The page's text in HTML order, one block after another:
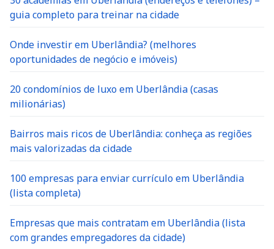
guia completo para treinar na cidade
Onde investir em Uberlândia? (melhores
oportunidades de negócio e imóveis)
20 condomínios de luxo em Uberlândia (casas
milionárias)
Bairros mais ricos de Uberlândia: conheça as regiões
mais valorizadas da cidade
100 empresas para enviar currículo em Uberlândia
(lista completa)
Empresas que mais contratam em Uberlândia (lista
com grandes empregadores da cidade)